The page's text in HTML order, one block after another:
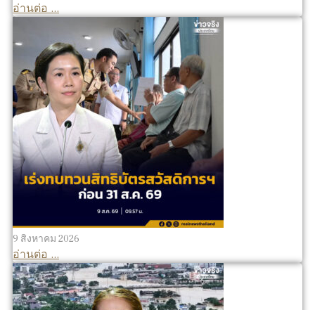
อ่านต่อ ...
9 สิงหาคม 2026
อ่านต่อ ...